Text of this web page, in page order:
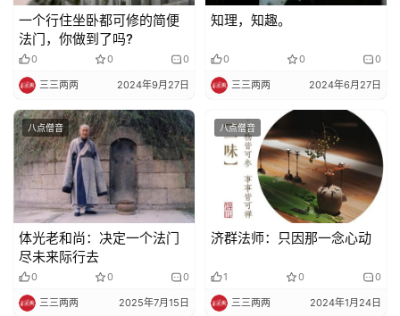
一个行住坐卧都可修的简便
法门，你做到了吗?
0 0 0
三三两两 2024年9月27日
知理，知趣。
0 0 0
三三两两 2024年6月27日
八点僧音
体光老和尚：决定一个法门
尽未来际行去
0 0 0
三三两两 2025年7月15日
八点僧音
济群法师：只因那一念心动
1 0 0
三三两两 2024年1月24日